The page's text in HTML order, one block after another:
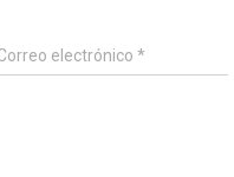
electrónico*